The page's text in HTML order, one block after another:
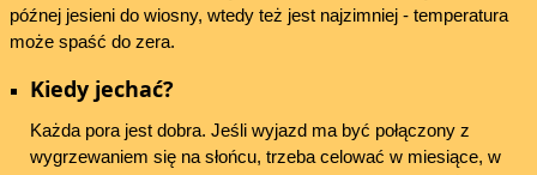
późnej jesieni do wiosny, wtedy też jest najzimniej - temperatura
może spaść do zera.
Kiedy jechać?
Każda pora jest dobra. Jeśli wyjazd ma być połączony z
wygrzewaniem się na słońcu, trzeba celować w miesiące, w